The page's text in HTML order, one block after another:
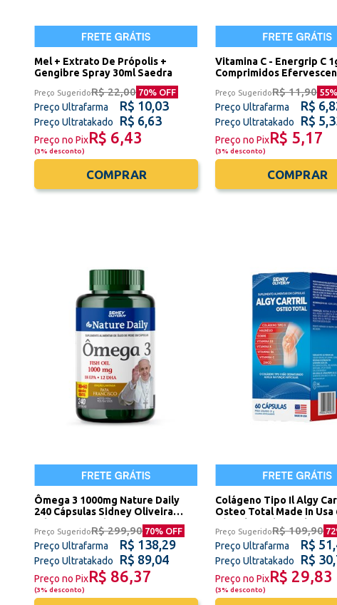
Mel + Extrato De Própolis +
Gengibre Spray 30ml Saedra
Preço SugeridoR$ 22,00 70% OFF
Preço Ultrafarma R$ 10,03
Preço Ultratakado R$ 6,63
Preço no PixR$ 6,43
(3% desconto)
COMPRAR
Vitamina C - Energrip C
Comprimidos
Preço SugeridoR$ 11,90 55
Preço Ultrafarma R$
Preço Ultratakado R$
Preço no PixR$ 5,17
(3% desconto)
COMPRAR
Ômega 3 1000mg Nature Daily
240 Cápsulas Sidney Oliveira
Edição Limitada Papa Francisco
Preço SugeridoR$ 299,90 70% OFF
Preço Ultrafarma R$ 138,29
Preço Ultratakado R$ 89,04
Preço no PixR$ 86,37
(3% desconto)
Colágeno Tipo Il Algy
Osteo Total Made In Usa
Cápsulas Sidney Oliveira
Preço SugeridoR$ 109,90 72
Preço Ultrafarma R$
Preço Ultratakado R$
Preço no PixR$ 29,83
(3% desconto)